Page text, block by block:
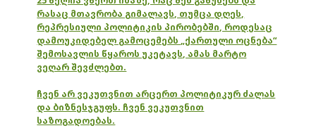
რასაც მთავრობა გიმალავს, თუმცა დღეს,
რეპრესიული პოლიტიკის პირობებში, როდესაც
დამოუკიდებელ გამოცემებს „ქართული ოცნება“
შემოსავლის წყაროს უკეტავს, ამას მარტო
ვეღარ შევძლებთ.
ჩვენ არ ვეკუთვნით არცერთ პოლიტიკურ ძალას
და ბიზნესჯგუფს. ჩვენ ვეკუთვნით
საზოგადოებას.